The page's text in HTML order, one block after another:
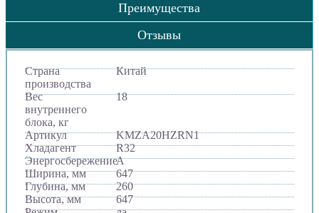
Преимущества
Отзывы
Страна
производства
Китай
Вес
внутреннего
блока, кг
18
Артикул
KMZA20HZRN1
Хладагент
R32
ЭнергосбережениеA
Ширина, мм
647
Глубина, мм
260
Высота, мм
647